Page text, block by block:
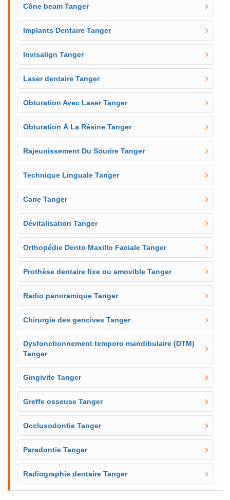
Cône beam Tanger
Implants Dentaire Tanger
Invisalign Tanger
Laser dentaire Tanger
Obturation Avec Laser Tanger
Obturation À La Résine Tanger
Rajeunissement Du Sourire Tanger
Technique Linguale Tanger
Carie Tanger
Dévitalisation Tanger
Orthopédie Dento Maxillo Faciale Tanger
Prothèse dentaire fixe ou amovible Tanger
Radio panoramique Tanger
Chirurgie des gencives Tanger
Dysfonctionnement temporo mandibulaire (DTM)
Tanger
Gingivite Tanger
Greffe osseuse Tanger
Occlusodontie Tanger
Paradontie Tanger
Radiographie dentaire Tanger